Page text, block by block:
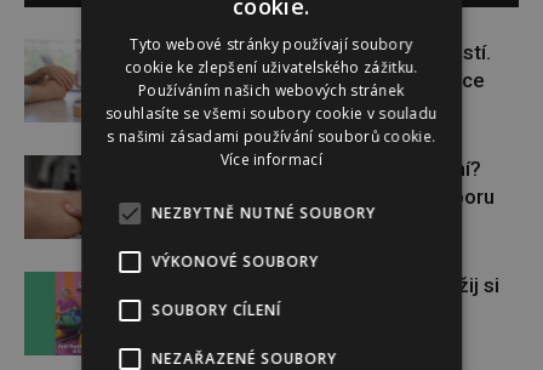
Těhotenství není samozřejmostí.
Pomáhá asistovaná reprodukce
Lymfatický systém v ohrožení?
Využijte moderní nutriční podporu
Vyhraj s Chilly AirPods Max a užij si
Tyto webové stránky používají soubory
cookie ke zlepšení uživatelského zážitku.
Používáním našich webových stránek
souhlasíte se všemi soubory cookie v souladu
s našimi zásadami používání souborů cookie.
Více informací
NEZBYTNĚ NUTNÉ SOUBORY
VÝKONOVÉ SOUBORY
SOUBORY CÍLENÍ
NEZAŘAZENÉ SOUBORY